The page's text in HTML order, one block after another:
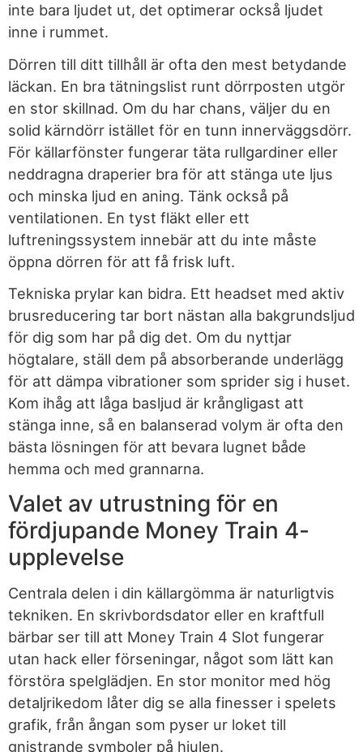
inte bara ljudet ut, det optimerar också ljudet
inne i rummet.
Dörren till ditt tillhåll är ofta den mest betydande
läckan. En bra tätningslist runt dörrposten utgör
en stor skillnad. Om du har chans, väljer du en
solid kärndörr istället för en tunn innerväggsdörr.
För källarfönster fungerar täta rullgardiner eller
neddragna draperier bra för att stänga ute ljus
och minska ljud en aning. Tänk också på
ventilationen. En tyst fläkt eller ett
luftreningssystem innebär att du inte måste
öppna dörren för att få frisk luft.
Tekniska prylar kan bidra. Ett headset med aktiv
brusreducering tar bort nästan alla bakgrundsljud
för dig som har på dig det. Om du nyttjar
högtalare, ställ dem på absorberande underlägg
för att dämpa vibrationer som sprider sig i huset.
Kom ihåg att låga basljud är krångligast att
stänga inne, så en balanserad volym är ofta den
bästa lösningen för att bevara lugnet både
hemma och med grannarna.
Valet av utrustning för en
fördjupande Money Train 4-
upplevelse
Centrala delen i din källargömma är naturligtvis
tekniken. En skrivbordsdator eller en kraftfull
bärbar ser till att Money Train 4 Slot fungerar
utan hack eller förseningar, något som lätt kan
förstöra spelglädjen. En stor monitor med hög
detaljrikedom låter dig se alla finesser i spelets
grafik, från ångan som pyser ur loket till
gnistrande symboler på hjulen.